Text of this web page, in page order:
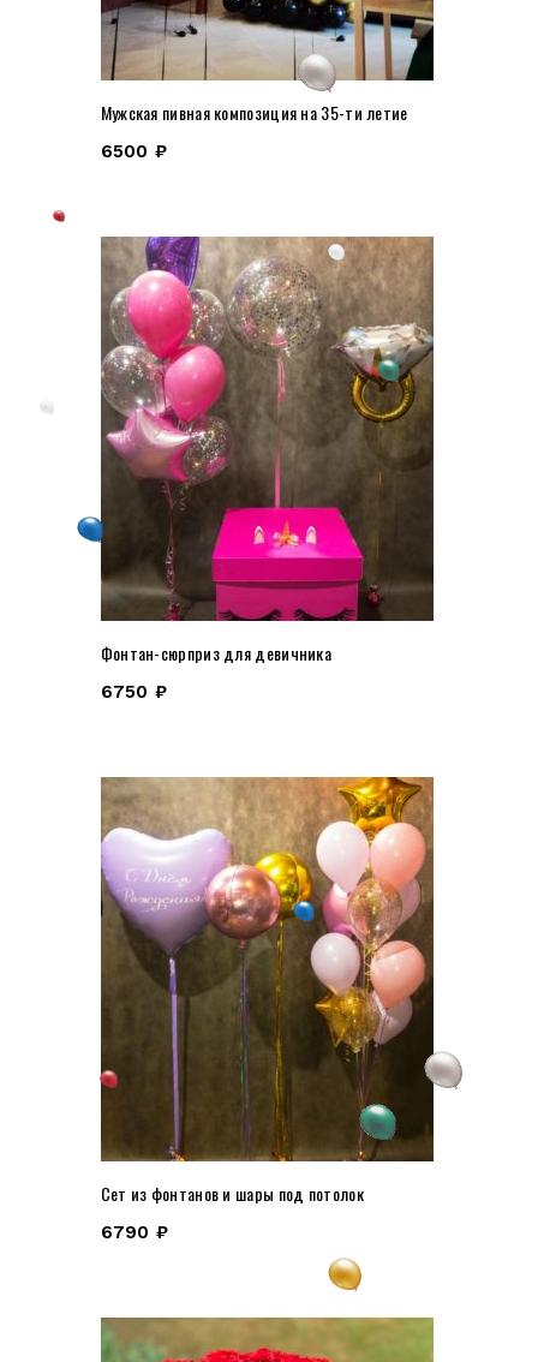
Мужская пивная композиция на 35-ти летие
6500 ₽
Фонтан-сюрприз для девичника
6750 ₽
Сет из фонтанов и шары под потолок
6790 ₽